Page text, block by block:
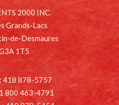
2000 INC.
Grands-Lacs
de-Desmaures
1T5
418 878-5757
800 463-4791